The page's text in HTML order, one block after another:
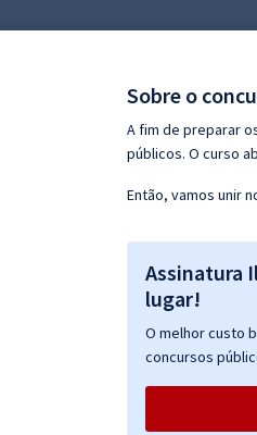
Conteúdo gratuito
Sobre o
A fim de preparar
públicos. O curso
Então, vamos unir
Assinatura
lugar!
O melhor custo
concursos